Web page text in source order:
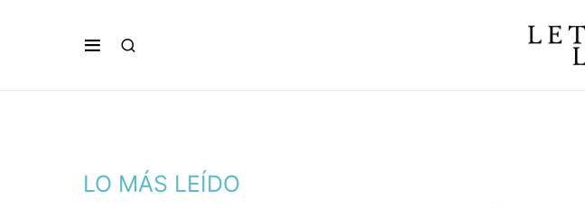
LO MÁS LEÍDO